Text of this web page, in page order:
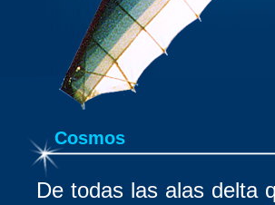
Cosmos
De todas las alas delta